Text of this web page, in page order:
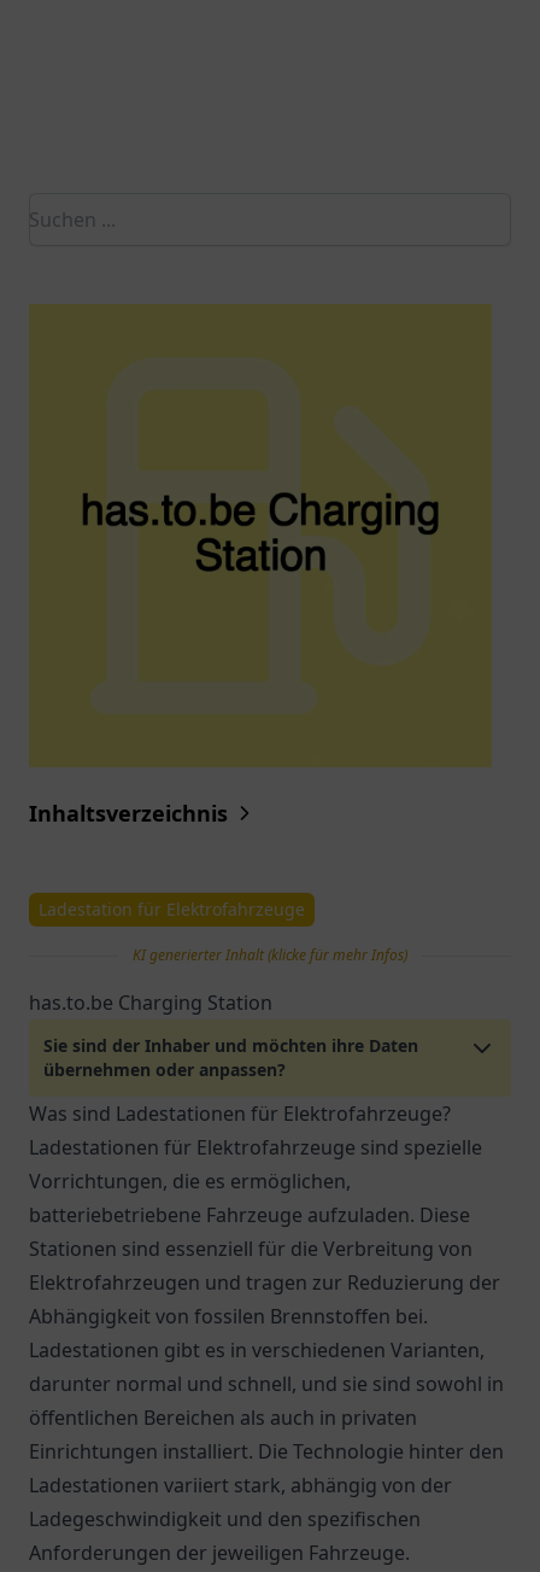
Inhaltsverzeichnis
Ladestation für Elektrofahrzeuge
KI generierter Inhalt (klicke für mehr Infos)
has.to.be Charging Station
Sie sind der Inhaber und möchten ihre Daten
übernehmen oder anpassen?
Was sind Ladestationen für Elektrofahrzeuge?
Ladestationen für Elektrofahrzeuge sind spezielle
Vorrichtungen, die es ermöglichen,
batteriebetriebene Fahrzeuge aufzuladen. Diese
Stationen sind essenziell für die Verbreitung von
Elektrofahrzeugen und tragen zur Reduzierung der
Abhängigkeit von fossilen Brennstoffen bei.
Ladestationen gibt es in verschiedenen Varianten,
darunter normal und schnell, und sie sind sowohl in
öffentlichen Bereichen als auch in privaten
Einrichtungen installiert. Die Technologie hinter den
Ladestationen variiert stark, abhängig von der
Ladegeschwindigkeit und den spezifischen
Anforderungen der jeweiligen Fahrzeuge.